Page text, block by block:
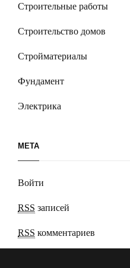
Строительные работы
Строительство домов
Стройматериалы
Фундамент
Электрика
МЕТА
Войти
RSS записей
RSS комментариев